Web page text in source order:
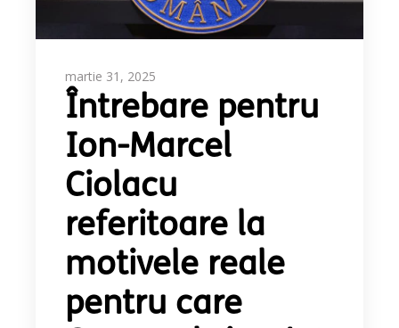
martie 31, 2025
Întrebare pentru
Ion-Marcel
Ciolacu
referitoare la
motivele reale
pentru care